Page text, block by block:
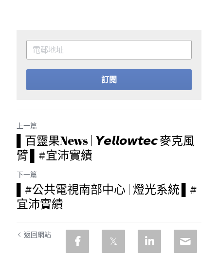
訂閱
上一篇
▌百靈果News | 𝙔𝙚𝙡𝙡𝙤𝙬𝙩𝙚𝙘 麥克風
臂 ▌#宜沛實績
下一篇
▌#公共電視南部中心 | 燈光系統 ▌#
宜沛實績
返回網站